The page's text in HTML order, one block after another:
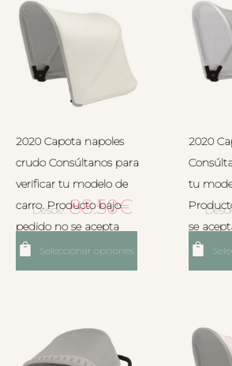
2020 Capota napoles
crudo Consúltanos para
verificar tu modelo de
carro. Producto bajo
pedido no se acepta
devolución.
Desde:88.50€
Seleccionar opciones
2020
tu
se